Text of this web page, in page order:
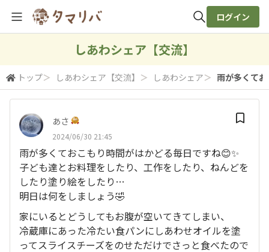
検索
ログイン
しあわシェア【交流】
トップ＞ しあわシェア【交流】 ＞ しあわシェア＞ 雨が多くて
あさ
2024/06/30 21:45
雨が多くておこもり時間がはかどる毎日ですね😊✨
子ども達とお料理をしたり、工作をしたり、ねんどを
したり塗り絵をしたり…
明日は何をしましょう🤣
家にいるとどうしてもお腹が空いてきてしまい、
冷蔵庫にあった冷たい食パンにしあわせオイルを塗
ってスライスチーズをのせただけでさっと食べたので